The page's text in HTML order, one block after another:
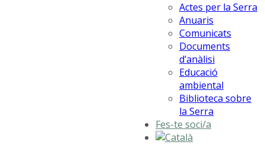
Actes per la Serra
Anuaris
Comunicats
Documents
d’anàlisi
Educació
ambiental
Biblioteca sobre
la Serra
Fes-te soci/a